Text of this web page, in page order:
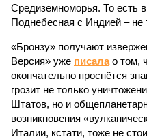
Средиземноморья. То есть
Поднебесная с Индией – не
«Бронзу» получают
Версия» уже писалао том,
окончательно проснётся
грозит не только
Штатов, но и
возникновения
Италии, кстати, тоже не